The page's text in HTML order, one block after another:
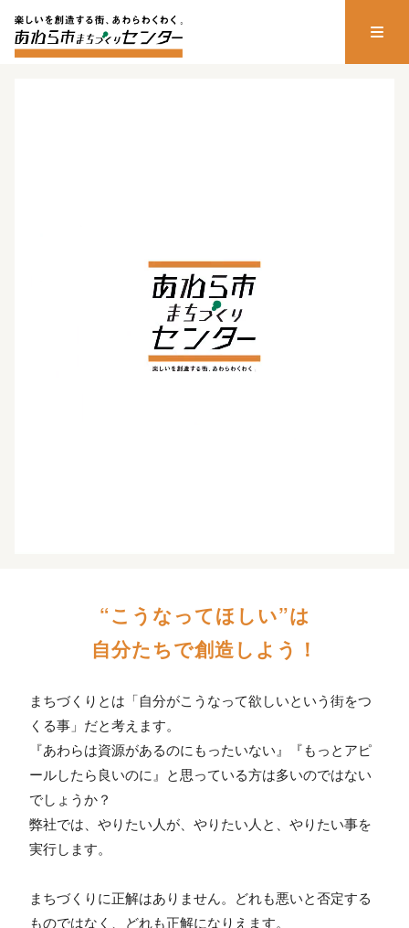
“こうなってほしい”は
自分たちで創造しよう！
まちづくりとは「自分がこうなって欲しいという街をつ
くる事」だと考えます。
『あわらは資源があるのにもったいない』『もっとアピ
ールしたら良いのに』と思っている方は多いのではない
でしょうか？
弊社では、やりたい人が、やりたい人と、やりたい事を
実行します。
まちづくりに正解はありません。どれも悪いと否定する
ものではなく、どれも正解になりえます。